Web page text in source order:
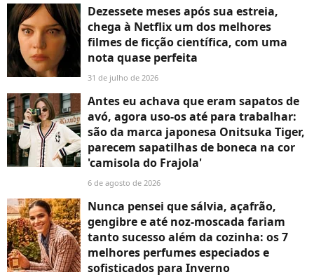
Dezessete meses após sua estreia,
chega à Netflix um dos melhores
filmes de ficção científica, com uma
nota quase perfeita
31 de julho de 2026
Antes eu achava que eram sapatos de
avó, agora uso-os até para trabalhar:
são da marca japonesa Onitsuka Tiger,
parecem sapatilhas de boneca na cor
'camisola do Frajola'
6 de agosto de 2026
Nunca pensei que sálvia, açafrão,
gengibre e até noz-moscada fariam
tanto sucesso além da cozinha: os 7
melhores perfumes especiados e
sofisticados para Inverno